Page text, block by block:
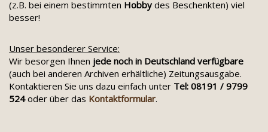
(z.B. bei einem bestimmten Hobbydes Beschenkten) viel
besser!
Unser besonderer Service:
Wir besorgen Ihnen jede noch in Deutschland verfügbare
(auch bei anderen Archiven erhältliche) Zeitungsausgabe.
Kontaktieren Sie uns dazu einfach unter Tel: 08191 / 9799
524oder über das Kontaktformular.